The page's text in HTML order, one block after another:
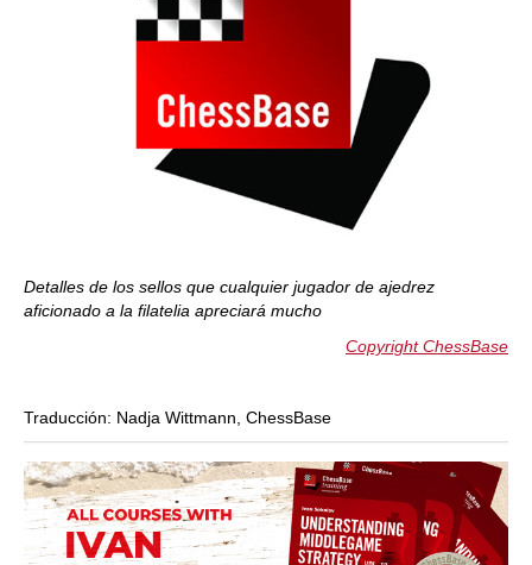
Detalles de los sellos que cualquier jugador de ajedrez
aficionado a la filatelia apreciará mucho
Copyright ChessBase
Traducción: Nadja Wittmann, ChessBase